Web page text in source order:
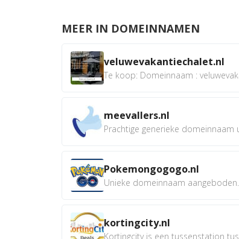
MEER IN DOMEINNAMEN
veluwevakantiechalet.nl
Te koop: Domeinnaam :
meevallers.nl
Prachtige generieke domeinnaam
Pokemongogogo.nl
Unieke domeinnaam
kortingcity.nl
Kortingcity is een tussenstation